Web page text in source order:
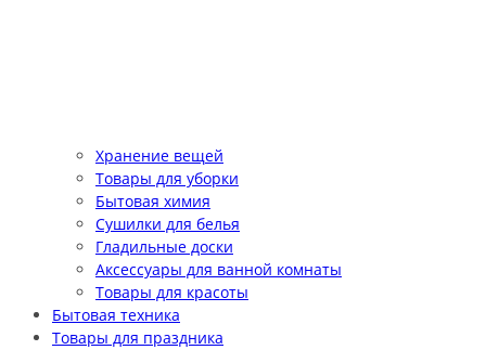
Хранение вещей
Товары для уборки
Бытовая химия
Сушилки для белья
Гладильные доски
Аксессуары для ванной комнаты
Товары для красоты
Бытовая техника
Товары для праздника